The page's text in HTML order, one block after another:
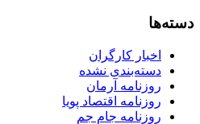
دسته‌ها
اخبار کارگران
دسته‌بندی نشده
روزنامه آرمان
روزنامه اقتصاد پویا
روزنامه جام جم